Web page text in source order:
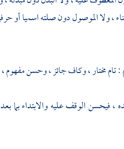
، ولا الموصول دون صلته اسميا
: تام مختار ، وكاف جائز ، وحسن مفهوم
، فيحسن الوقف عليه والابتداء بما